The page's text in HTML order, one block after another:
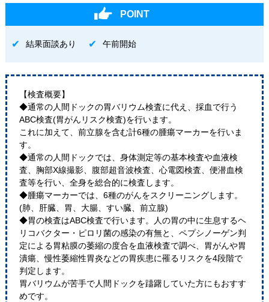
POINT
結果面談あり 午前開始
【検査概要】
◆通常の人間ドックの胃バリウム検査に代え、採血で行う
ABC検査(胃がんリスク検査)を行います。
これに加えて、前立腺を含む計6種の腫瘍マーカーを行いま
す。
◆通常の人間ドックでは、身体測定等の基本検査や血液検
査、胸部X線撮影、腹部超音波検査、心電図検査、便潜血検
査等を行い、全身を総合的に検査します。
◆腫瘍マーカーでは、6種のがんをスクリーニングします。
(肺、肝臓、胃、大腸、すい臓、前立腺)
◆胃の検査はABC検査で行います。人の胃の中に生息するヘ
リコバクター・ピロリ菌の感染の有無と、ペプシノーゲン判
定による胃粘膜の萎縮の度合を血液検査で調べ、胃がんや胃
潰瘍、慢性萎縮性胃炎などの胃疾患に罹るリスクを4段階で
判定します。
胃バリウムが苦手で人間ドックを躊躇していた方にもおすす
めです。